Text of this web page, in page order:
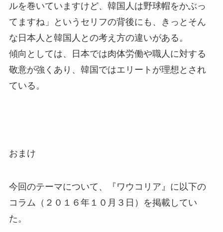
ルを巻いていますけど、韓国人は野球帽をかぶっ
てますね」というセリフの背後にも、きっとそん
な日本人と韓国人との考え方の違いがある。
傾向としては、日本では肉体労働や職人に対する
敬意が強くあり、韓国ではエリートが理想とされ
ている。
おまけ
今回のテーマについて、『ワウコリア』に以下の
コラム（２０１６年１０月３日）を掲載してい
た。